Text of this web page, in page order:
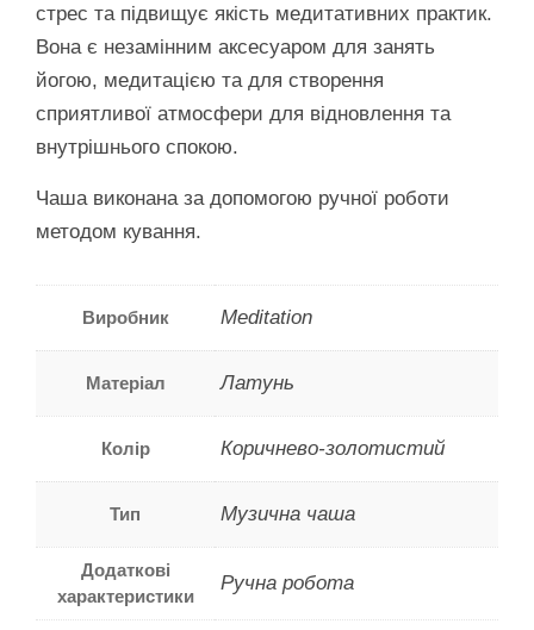
стрес та підвищує якість медитативних практик.
Вона є незамінним аксесуаром для занять
йогою, медитацією та для створення
сприятливої атмосфери для відновлення та
внутрішнього спокою.
Чаша виконана за допомогою ручної роботи
методом кування.
Виробник Meditation
Матеріал Латунь
Колір Коричнево-золотистий
Тип Музична чаша
Додаткові
характеристики
Ручна робота